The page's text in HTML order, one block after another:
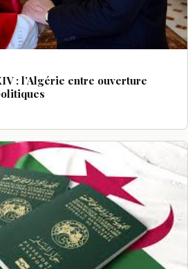
: l’Algérie entre ouverture